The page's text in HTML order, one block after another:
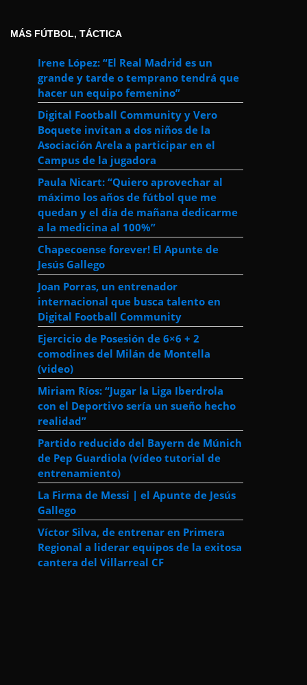
MÁS FÚTBOL, TÁCTICA
Irene López: “El Real Madrid es un
grande y tarde o temprano tendrá que
hacer un equipo femenino”
Digital Football Community y Vero
Boquete invitan a dos niños de la
Asociación Arela a participar en el
Campus de la jugadora
Paula Nicart: “Quiero aprovechar al
máximo los años de fútbol que me
quedan y el día de mañana dedicarme
a la medicina al 100%”
Chapecoense forever! El Apunte de
Jesús Gallego
Joan Porras, un entrenador
internacional que busca talento en
Digital Football Community
Ejercicio de Posesión de 6×6 + 2
comodines del Milán de Montella
(video)
Miriam Ríos: “Jugar la Liga Iberdrola
con el Deportivo sería un sueño hecho
realidad”
Partido reducido del Bayern de Múnich
de Pep Guardiola (vídeo tutorial de
entrenamiento)
La Firma de Messi | el Apunte de Jesús
Gallego
Víctor Silva, de entrenar en Primera
Regional a liderar equipos de la exitosa
cantera del Villarreal CF